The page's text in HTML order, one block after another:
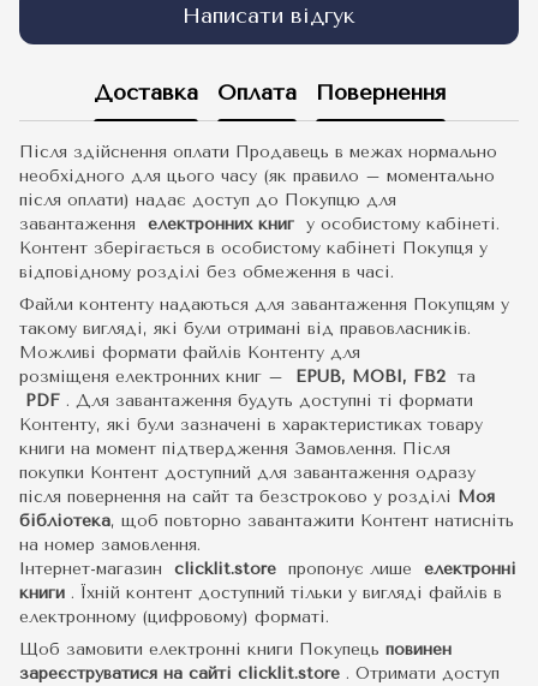
Написати відгук
Доставка Оплата Повернення
Після здійснення оплати Продавець в межах нормально
необхідного для цього часу (як правило – моментально
після оплати) надає доступ до Покупцю для
завантаження електронних книг у особистому кабінеті.
Контент зберігається в особистому кабінеті Покупця у
відповідному розділі без обмеження в часі.
Файли контенту надаються для завантаження Покупцям у
такому вигляді, які були отримані від правовласників.
Можливі формати файлів Контенту для
розміщеня електронних книг –
EPUB, MOBI, FB2 та
PDF . Для завантаження будуть доступні ті формати
Контенту, які були зазначені в характеристиках товару
книги на момент підтвердження Замовлення. Після
покупки Контент доступний для завантаження одразу
після повернення на сайт та безстроково у розділі Моя
бібліотека, щоб повторно завантажити Контент натисніть
на номер замовлення.
Інтернет-магазин clicklit.store пропонує лише електронні
книги . Їхній контент доступний тільки у вигляді файлів в
електронному (цифровому) форматі.
Щоб замовити електронні книги Покупець повинен
зареєструватися на сайті clicklit.store . Отримати доступ